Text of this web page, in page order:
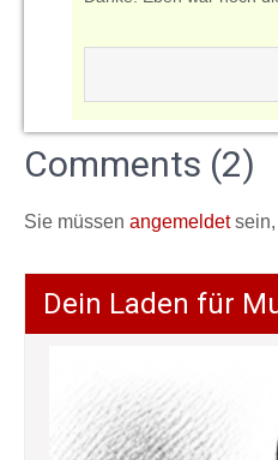
Comments (2)
Sie müssen angemeldetsein,
Dein Laden für